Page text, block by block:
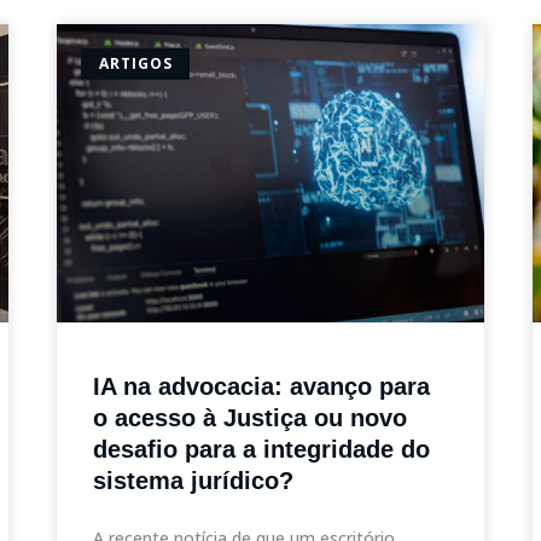
ARTIGOS
IA na advocacia: avanço para
o acesso à Justiça ou novo
desafio para a integridade do
sistema jurídico?